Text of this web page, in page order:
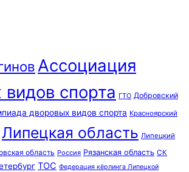
Ассоциация
спорта ГТО Добровский
дворовых видов спорта Красноярский
Липецкая область Липецкий
область Россия Рязанская область СК
ТОС Федерация кёрлинга Липецкой